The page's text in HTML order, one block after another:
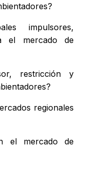
impulsores,
el mercado de
restricción y
regionales
el mercado de